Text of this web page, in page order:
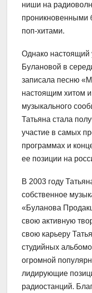
ниши на
проникновенными
поп-хитами.
Однако настоящий
Булановой в
записала песню
настоящим хитом и
музыкального
Татьяна стала
участие в самых
программах и
ее позиции на
В 2003 году
собственное
«Буланова
свою активную
свою карьеру
студийных
огромной
лидирующие
радиостанций.